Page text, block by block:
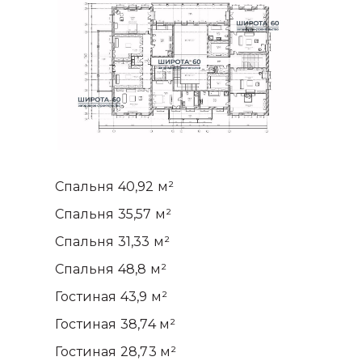
Спальня 40,92 м²
Спальня 35,57 м²
Спальня 31,33 м²
Спальня 48,8 м²
Гостиная 43,9 м²
Гостиная 38,74 м²
Гостиная 28,73 м²